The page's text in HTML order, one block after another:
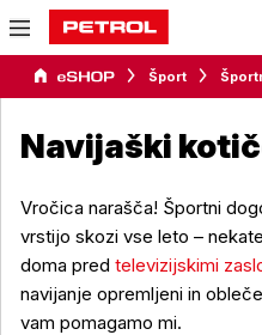
Šport
Navijaški
Vročica narašča! Športni
vrstijo skozi vse leto –
doma pred televizijskimi
navijanje opremljeni in
vam pomagamo mi.